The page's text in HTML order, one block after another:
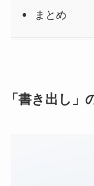
まとめ
「書き出し」